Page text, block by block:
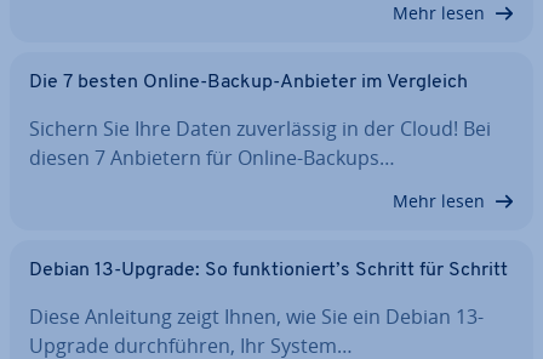
Mehr lesen
Die 7 besten Online-Backup-Anbieter im Vergleich
Sichern Sie Ihre Daten zu­ver­läs­sig in der Cloud! Bei
diesen 7 Anbietern für Online-Backups…
Mehr lesen
Debian 13-Upgrade: So funk­tio­niert’s Schritt für Schritt
Diese Anleitung zeigt Ihnen, wie Sie ein Debian 13-
Upgrade durch­füh­ren, Ihr System…